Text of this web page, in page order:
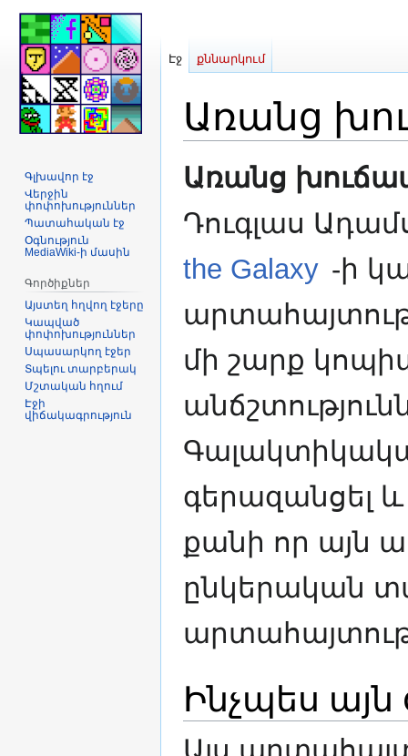
Առանց
Jump
to
Jump
to
Առանց
Դուգլաս
the Galaxy -ի
մի շարք
գերազանցել և
քանի որ այն
ընկերական
Ինչպես
Էջ քննարկում
Գլխավոր էջ
Վերջին
փոփոխություններ
Պատահական էջ
Օգնություն
MediaWiki-ի մասին
Գործիքներ
Այստեղ հղվող էջերը
Կապված
փոփոխություններ
Սպասարկող էջեր
Տպելու տարբերակ
Մշտական հղում
Էջի
վիճակագրություն